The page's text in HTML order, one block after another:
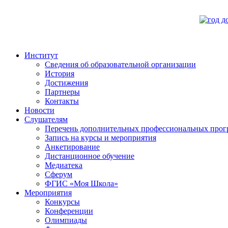
Институт
Сведения об образовательной организации
История
Достижения
Партнеры
Контакты
Новости
Слушателям
Перечень дополнительных профессиональных
Запись на курсы и мероприятия
Анкетирование
Дистанционное обучение
Медиатека
Сферум
ФГИС «Моя Школа»
Мероприятия
Конкурсы
Конференции
Олимпиады